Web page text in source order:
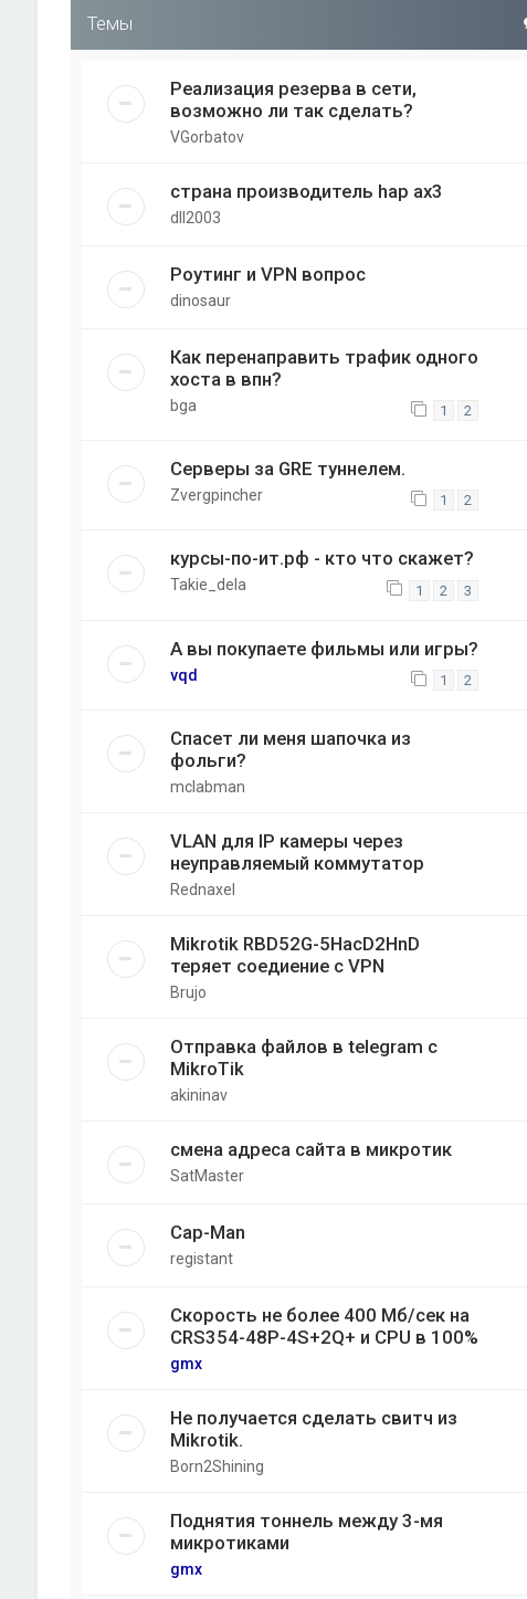
Темы
Реализация резерва в сети,
возможно ли так сделать?
VGorbatov
страна производитель hap ax3
dll2003
Роутинг и VPN вопрос
dinosaur
Как перенаправить трафик одного
хоста в впн?
bga 1 2
Серверы за GRE туннелем.
Zvergpincher 1 2
курсы-по-ит.рф - кто что скажет?
Takie_dela 1 2 3
А вы покупаете фильмы или игры?
vqd 1 2
Спасет ли меня шапочка из
фольги?
mclabman
VLAN для IP камеры через
неуправляемый коммутатор
Rednaxel
Mikrotik RBD52G-5HacD2HnD
теряет соедиение с VPN
Brujo
Отправка файлов в telegram с
MikroTik
akininav
смена адреса сайта в микротик
SatMaster
Cap-Man
registant
Скорость не более 400 Мб/cек на
CRS354-48P-4S+2Q+ и CPU в 100%
gmx
Не получается сделать свитч из
Mikrotik.
Born2Shining
Поднятия тоннель между 3-мя
микротиками
gmx